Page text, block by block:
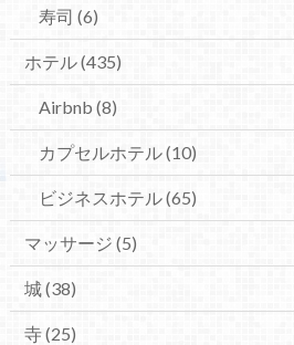
寿司 (6)
ホテル(435)
Airbnb (8)
カプセルホテル(10)
ビジネスホテル(65)
マッサージ (5)
城(38)
寺(25)